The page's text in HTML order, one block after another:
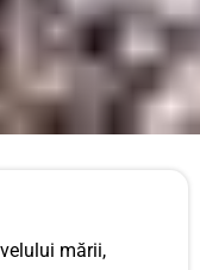
mării,